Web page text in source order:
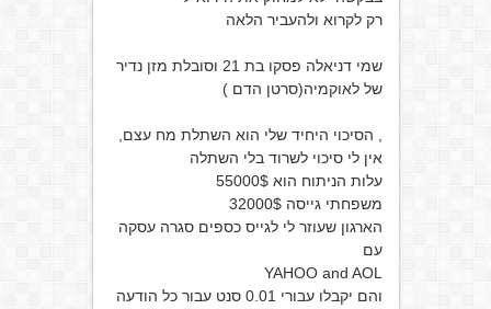
רק לקרוא ולהעביר הלאה
שמי דניאלה פסקו בת 21 וסובלת מזן נדיר
של לאוקמיה(סרטן הדם )
, הסיכוי היחיד שלי הוא השתלת מח עצם,
אין לי סיכוי לשרוד בלי השתלה
עלות הניתוח הוא 55000$
משפחתי גייסה 32000$
הארגון שעוזר לי לגייס כספים סגרה עסקה
עם
YAHOO and AOL
והם יקבלו עבורי 0.01 סנט עבור כל הודעה